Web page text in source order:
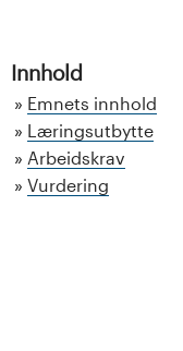
Innhold
Emnets innhold
Læringsutbytte
Arbeidskrav
Vurdering